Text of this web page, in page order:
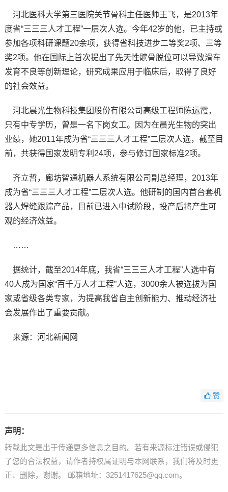
河北医科大学第三医院关节骨科主任医师王飞，是2013年
度省“三三三人才工程”一层次人选。今年42岁的他，已主持或
参加各项科研课题20余项，获得省科技进步二等奖2项、三等
奖2项。他在国际上首次提出了先天性髌骨脱位可以导致滑车
发育不良等创新理论，研究成果应用于临床后，取得了良好
的社会效益。
河北晨光生物科技集团股份有限公司高级工程师陈运霞，
只有中专学历，曾是一名下岗女工。因为在晨光生物的突出
业绩，她2011年成为省“三三三人才工程”二层次人选，截至目
前，共获得国家发明专利24项，参与修订国家标准2项。
齐立哲，廊坊智通机器人系统有限公司副总经理，2013年
成为省“三三三人才工程”二层次人选。他研制的国内首台套机
器人焊缝跟踪产品，目前已进入中试阶段，投产后将产生可
观的经济效益。
……
据统计，截至2014年底，我省“三三三人才工程”人选中有
40人成为国家“百千万人才工程”人选，3000余人被选拔为国
家或省级各类专家，为提高我省自主创新能力、推动经济社
会发展作出了重要贡献。
来源：河北新闻网
赞
声明：
转载此文是出于传递更多信息之目的。若有来源标注错误或侵犯
了您的合法权益，请作者持权属证明与本网联系，我们将及时更
正、删除，谢谢。 邮箱地址：3251417625@qq.com。